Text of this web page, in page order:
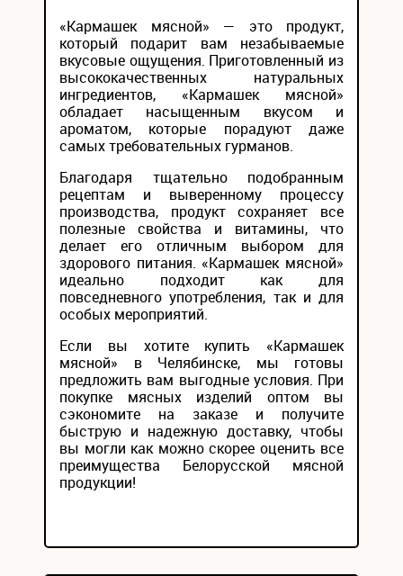
«Кармашек мясной» — это продукт,
который подарит вам незабываемые
вкусовые ощущения. Приготовленный из
высококачественных натуральных
ингредиентов, «Кармашек мясной»
обладает насыщенным вкусом и
ароматом, которые порадуют даже
самых требовательных гурманов.
Благодаря тщательно подобранным
рецептам и выверенному процессу
производства, продукт сохраняет все
полезные свойства и витамины, что
делает его отличным выбором для
здорового питания. «Кармашек мясной»
идеально подходит как для
повседневного употребления, так и для
особых мероприятий.
Если вы хотите купить «Кармашек
мясной» в Челябинске, мы готовы
предложить вам выгодные условия. При
покупке мясных изделий оптом вы
сэкономите на заказе и получите
быструю и надежную доставку, чтобы
вы могли как можно скорее оценить все
преимущества Белорусской мясной
продукции!